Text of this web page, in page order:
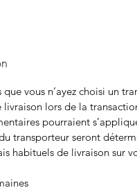
que vous n’ayez choisi un
livraison lors de la
pourraient
transporteur seront
habituels de livraison sur